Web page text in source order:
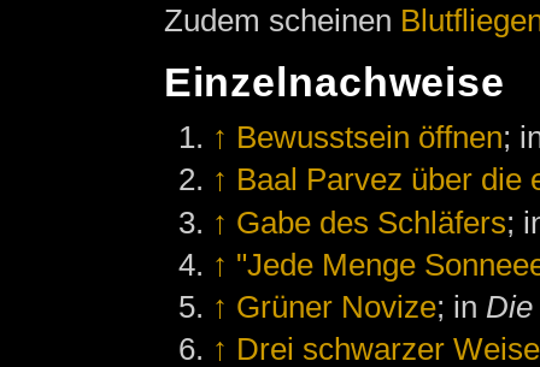
Zudem scheinen
Einzelnachweise
↑ Bewusstsein öffnen;
↑ Baal Parvez über die
↑ Gabe des Schläfers;
↑ "Jede Menge
↑ Grüner Novize; in
↑ Drei schwarzer